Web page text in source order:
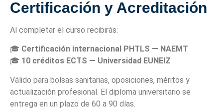
Certificación y Acreditación
Al completar el curso recibirás:
🎓 Certificación internacional PHTLS — NAEMT
🎓 10 créditos ECTS — Universidad EUNEIZ
Válido para bolsas sanitarias, oposiciones, méritos y
actualización profesional. El diploma universitario se
entrega en un plazo de 60 a 90 días.